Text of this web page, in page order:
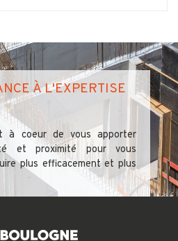
À L'EXPERTISE
à coeur de vous apporter
et proximité pour vous
plus efficacement et plus